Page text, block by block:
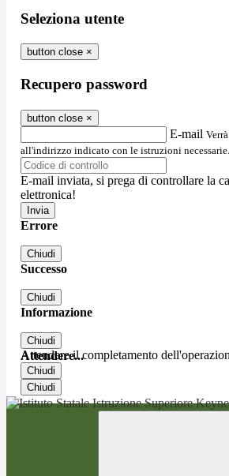
Seleziona utente
button close ×
Recupero password
button close ×
E-mail
all'indirizzo indicato con le istruzioni necessarie.
E-mail inviata, si prega di controllare la
elettronica!
Errore
Chiudi
Successo
Chiudi
Informazione
Chiudi
Attendere...
Attendere il completamento
Chiudi
Chiudi